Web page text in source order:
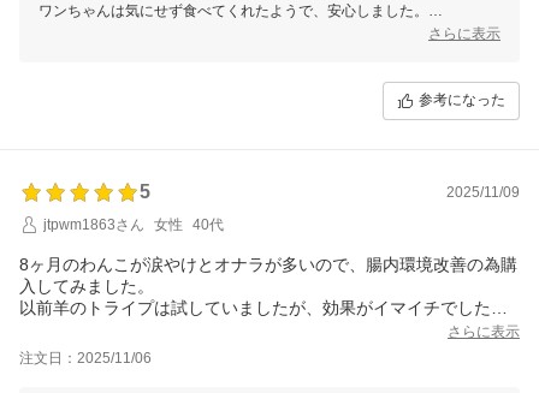
ワンちゃんは気にせず食べてくれたようで、安心しました。
腸内環境を整えるのにおすすめですので、ご活用いただければ幸いです
さらに表示
参考になった
5
2025/11/09
jtpwm1863さん
女性 40代
8ヶ月のわんこが涙やけとオナラが多いので、腸内環境改善の為購
入してみました。
以前羊のトライプは試していましたが、効果がイマイチでした。
今回は鹿のトライプとの事でちぎってあげてみた所、口から吐き
出し、身体を擦りつけて興奮していました。もう一頭も同じ事し
さらに表示
注文日：2025/11/06